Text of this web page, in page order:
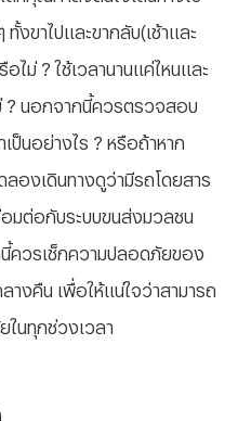
งขาไปและขากลับ(เช้าและ
ไม่ ? ใช้เวลานานแค่ไหนและ
? นอกจากนี้ควรตรวจสอบ
ป็นอย่างไร ? หรือถ้าหาก
องเดินทางดูว่ามีรถโดยสาร
อมต่อกับระบบขนส่งมวลชน
ควรเช็กความปลอดภัยของ
างคืน เพื่อให้แน่ใจว่าสามารถ
ในทุกช่วงเวลา